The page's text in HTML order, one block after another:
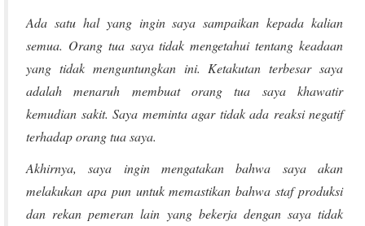
Ada satu hal yang ingin saya sampaikan kepada kalian
semua. Orang tua saya tidak mengetahui tentang keadaan
yang tidak menguntungkan ini. Ketakutan terbesar saya
adalah menaruh membuat orang tua saya khawatir
kemudian sakit. Saya meminta agar tidak ada reaksi negatif
terhadap orang tua saya.
Akhirnya, saya ingin mengatakan bahwa saya akan
melakukan apa pun untuk memastikan bahwa staf produksi
dan rekan pemeran lain yang bekerja dengan saya tidak